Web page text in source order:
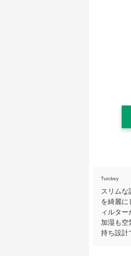
Turckey
スリム
を綺麗に
ィルタ
加湿も空
持ち設計